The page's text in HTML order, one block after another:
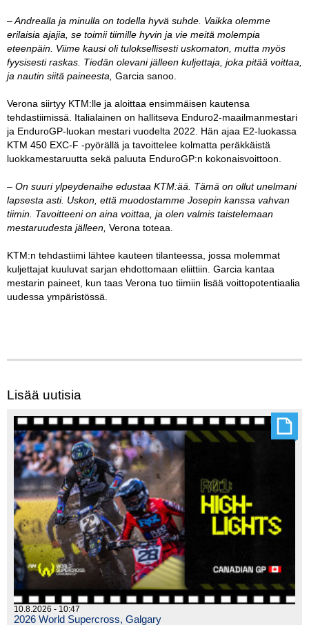
– Andrealla ja minulla on todella hyvä suhde. Vaikka olemme
erilaisia ajajia, se toimii tiimille hyvin ja vie meitä molempia
eteenpäin. Viime kausi oli tuloksellisesti uskomaton, mutta myös
fyysisesti raskas. Tiedän olevani jälleen kuljettaja, joka pitää voittaa,
ja nautin siitä paineesta, Garcia sanoo.
Verona siirtyy KTM:lle ja aloittaa ensimmäisen kautensa
tehdastiimissä. Italialainen on hallitseva Enduro2-maailmanmestari
ja EnduroGP-luokan mestari vuodelta 2022. Hän ajaa E2-luokassa
KTM 450 EXC-F -pyörällä ja tavoittelee kolmatta peräkkäistä
luokkamestaruutta sekä paluuta EnduroGP:n kokonaisvoittoon.
– On suuri ylpeydenaihe edustaa KTM:ää. Tämä on ollut unelmani
lapsesta asti. Uskon, että muodostamme Josepin kanssa vahvan
tiimin. Tavoitteeni on aina voittaa, ja olen valmis taistelemaan
mestaruudesta jälleen, Verona toteaa.
KTM:n tehdastiimi lähtee kauteen tilanteessa, jossa molemmat
kuljettajat kuuluvat sarjan ehdottomaan eliittiin. Garcia kantaa
mestarin paineet, kun taas Verona tuo tiimiin lisää voittopotentiaalia
uudessa ympäristössä.
Lisää uutisia
10.8.2026 - 10:47
2026 World Supercross, Galgary